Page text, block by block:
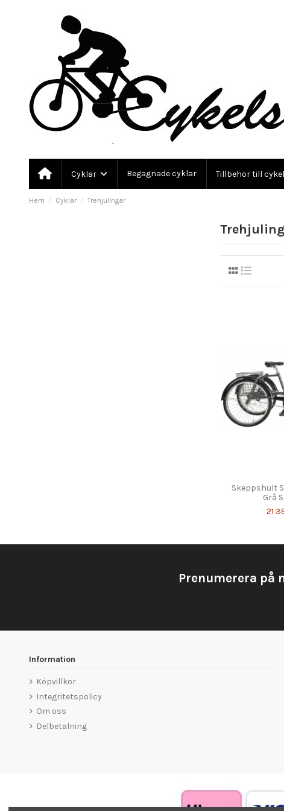
Cyklar Begagnade cyklar Tillbehör till
Hem Cyklar Trehjulingar
Skeppshult
Grå
21
Prenumerera på
Information
Köpvillkor
Integritetspolicy
Om oss
Delbetalning